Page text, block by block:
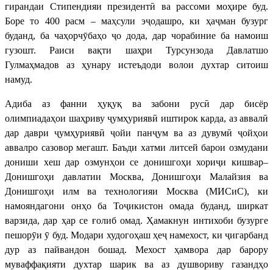
гирандаи Стипендияи президентӣ ва рассоми моҳире буд.
Боре то 400 расм – маҳсули эҷодашро, ки ҳаҷман бузург
буданд, ба чаҳорчӯбаҳо ҷо дода, дар чорабиние ба намоиш
гузошт. Раиси вақти шаҳри Турсунзода Давлатшо
Гулмаҳмадов аз ҳунару истеъдоди волои духтар ситоиш
намуд.
Адиба аз фанни ҳуқуқ ва забони русӣ дар бисёр
олимпиадаҳои шаҳриву ҷумҳуриявӣ иштирок карда, аз аввалӣ
дар даври ҷумҳуриявӣ ҷойи панҷум ва аз дувумӣ ҷойҳои
аввалро сазовор мегашт. Баъди хатми литсей барои озмудани
дониши хеш дар озмунҳои се донишгоҳи хориҷи кишвар–
Донишгоҳи давлатии Москва, Донишгоҳи Малайзия ва
Донишгоҳи илм ва технологияи Москва (МИСиС), ки
намояндагони онҳо ба Тоҷикистон омада буданд, ширкат
варзида, дар ҳар се ғолиб омад. Ҳамакнун интихоби бузурге
пешорӯи ӯ буд. Модари худогоҳаш ҳеҷ намехост, ки ҷигарбанд
дур аз пайвандон бошад. Мехост ҳамвора дар барору
муваффақияти духтар шарик ва аз душвориву газандҳо